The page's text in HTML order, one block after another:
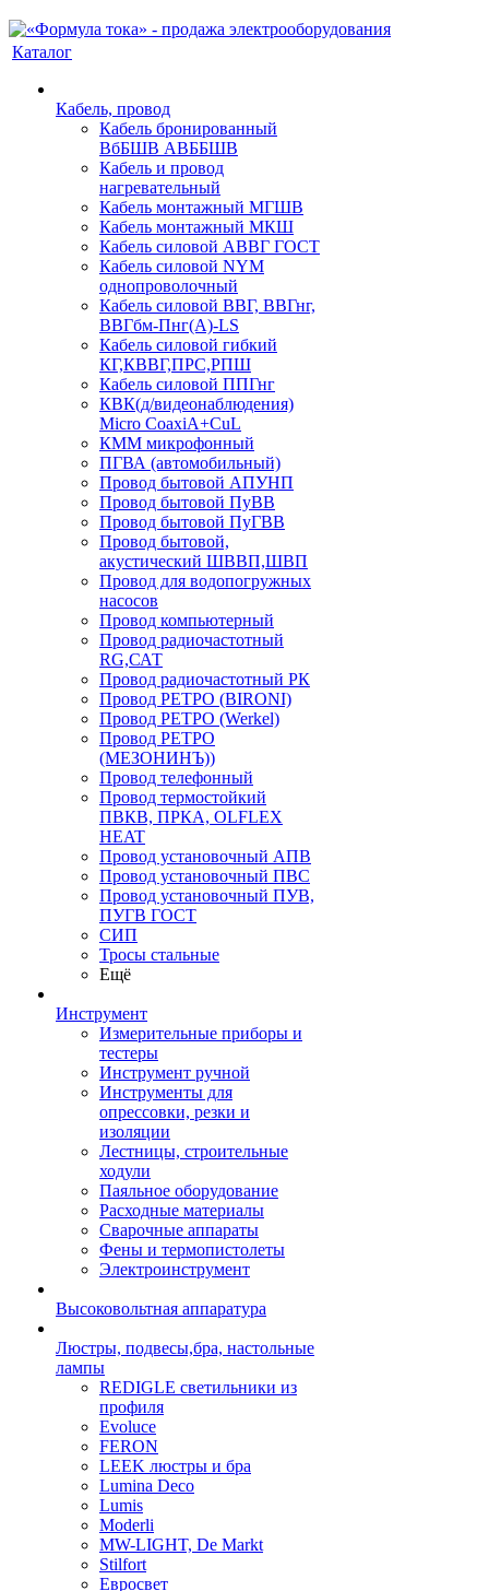
Каталог
Кабель, провод
Кабель бронированный
ВбБШВ АВББШВ
Кабель и провод
нагревательный
Кабель монтажный МГШВ
Кабель монтажный МКШ
Кабель силовой АВВГ ГОСТ
Кабель силовой NYM
однопроволочный
Кабель силовой ВВГ, ВВГнг,
ВВГбм-Пнг(А)-LS
Кабель силовой гибкий
КГ,КВВГ,ПРС,РПШ
Кабель силовой ППГнг
КВК(д/видеонаблюдения)
Micro CoaxiA+CuL
КММ микрофонный
ПГВА (автомобильный)
Провод бытовой АПУНП
Провод бытовой ПуВВ
Провод бытовой ПуГВВ
Провод бытовой,
акустический ШВВП,ШВП
Провод для водопогружных
насосов
Провод компьютерный
Провод радиочастотный
RG,САТ
Провод радиочастотный РК
Провод РЕТРО (BIRONI)
Провод РЕТРО (Werkel)
Провод РЕТРО
(МЕЗОНИНЪ))
Провод телефонный
Провод термостойкий
ПВКВ, ПРКА, OLFLEX
HEAT
Провод установочный АПВ
Провод установочный ПВС
Провод установочный ПУВ,
ПУГВ ГОСТ
СИП
Тросы стальные
Ещё
Инструмент
Измерительные приборы и
тестеры
Инструмент ручной
Инструменты для
опрессовки, резки и
изоляции
Лестницы, строительные
ходули
Паяльное оборудование
Расходные материалы
Сварочные аппараты
Фены и термопистолеты
Электроинструмент
Высоковольтная аппаратура
Люстры, подвесы,бра, настольные
лампы
REDIGLE светильники из
профиля
Evoluce
FERON
LEEK люстры и бра
Lumina Deco
Lumis
Moderli
MW-LIGHT, De Markt
Stilfort
Евросвет